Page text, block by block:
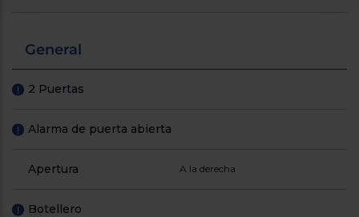
General
! 2 Puertas
! Alarma de puerta abierta
Apertura A la derecha
! Botellero